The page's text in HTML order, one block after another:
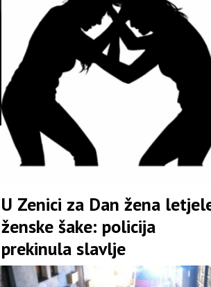
U Zenici za Dan žena
ženske šake: policija
prekinula slavlje